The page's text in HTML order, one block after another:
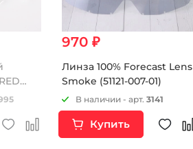
970 ₽
Линза 100% Forecast Lens
Smoke (51121-007-01)
В наличии - арт. 3141
Купить